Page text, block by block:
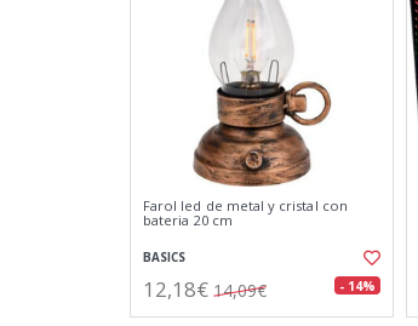
Farol led de metal y cristal con
bateria 20 cm
BASICS
12,18€ 14,09€ - 14%